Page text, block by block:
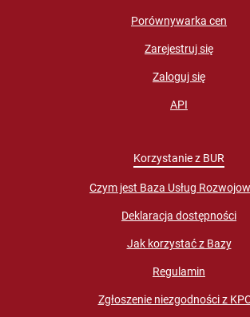
Porównywarka cen
Zarejestruj się
Zaloguj się
API
Korzystanie z BUR
Czym jest Baza Usług
Deklaracja dostępności
Jak korzystać z Bazy
Regulamin
Zgłoszenie niezgodności z